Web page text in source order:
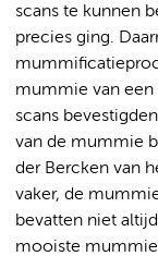
scans te kunnen
precies ging.
mummie van een
scans
van de mummie
der Bercken van
vaker, de
bevatten niet
mooiste